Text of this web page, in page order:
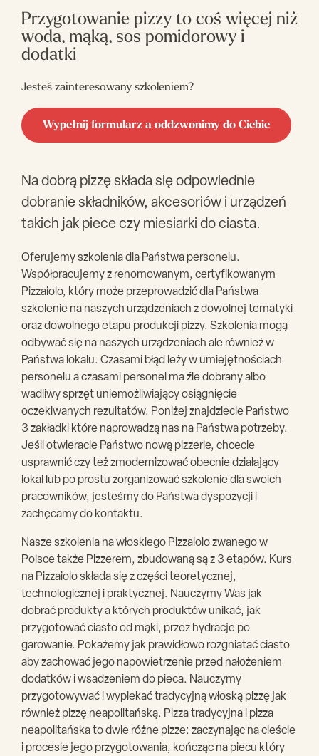
Przygotowanie pizzy to coś więcej niż
woda, mąką, sos pomidorowy i
dodatki
Jesteś zainteresowany szkoleniem?
Wypełnij formularz a oddzwonimy do Ciebie
Na dobrą pizzę składa się odpowiednie
dobranie składników, akcesoriów i urządzeń
takich jak piece czy miesiarki do ciasta.
Oferujemy szkolenia dla Państwa personelu.
Współpracujemy z renomowanym, certyfikowanym
Pizzaiolo, który może przeprowadzić dla Państwa
szkolenie na naszych urządzeniach z dowolnej tematyki
oraz dowolnego etapu produkcji pizzy. Szkolenia mogą
odbywać się na naszych urządzeniach ale również w
Państwa lokalu. Czasami błąd leży w umiejętnościach
personelu a czasami personel ma źle dobrany albo
wadliwy sprzęt uniemożliwiający osiągnięcie
oczekiwanych rezultatów. Poniżej znajdziecie Państwo
3 zakładki które naprowadzą nas na Państwa potrzeby.
Jeśli otwieracie Państwo nową pizzerie, chcecie
usprawnić czy też zmodernizować obecnie działający
lokal lub po prostu zorganizować szkolenie dla swoich
pracowników, jesteśmy do Państwa dyspozycji i
zachęcamy do kontaktu.
Nasze szkolenia na włoskiego Pizzaiolo zwanego w
Polsce także Pizzerem, zbudowaną są z 3 etapów. Kurs
na Pizzaiolo składa się z części teoretycznej,
technologicznej i praktycznej. Nauczymy Was jak
dobrać produkty a których produktów unikać, jak
przygotować ciasto od mąki, przez hydracje po
garowanie. Pokażemy jak prawidłowo rozgniatać ciasto
aby zachować jego napowietrzenie przed nałożeniem
dodatków i wsadzeniem do pieca. Nauczymy
przygotowywać i wypiekać tradycyjną włoską pizzę jak
również pizzę neapolitańską. Pizza tradycyjna i pizza
neapolitańska to dwie różne pizze: zaczynając na cieście
i procesie jego przygotowania, kończąc na piecu który